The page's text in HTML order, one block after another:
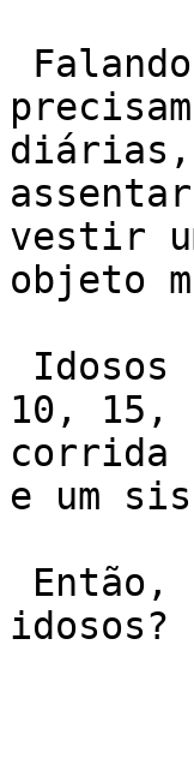
diárias,
vestir
objeto
10, 15,
corrida
e um
idosos?